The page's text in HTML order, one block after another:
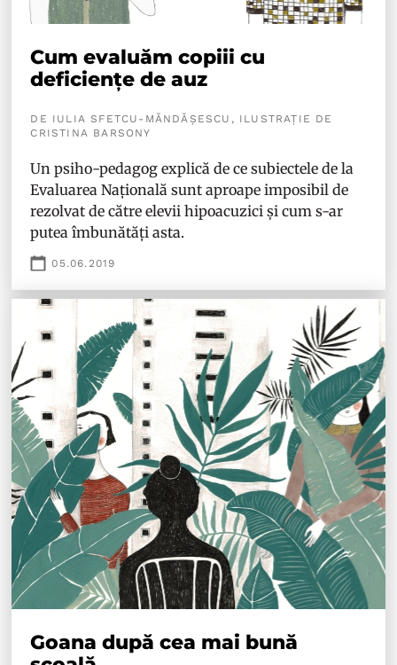
Cum evaluăm copiii cu
deficiențe de auz
DE IULIA SFETCU-MĂNDĂȘESCU, ILUSTRAȚIE DE
CRISTINA BARSONY
Un psiho-pedagog explică de ce subiectele de la
Evaluarea Națională sunt aproape imposibil de
rezolvat de către elevii hipoacuzici și cum s-ar
putea îmbunătăți asta.
05.06.2019
Goana după cea mai bună